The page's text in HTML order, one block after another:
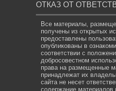
ОТКАЗ ОТ
Все материалы,
получены из открытых
предоставлены
опубликованы в
соответствии с
добросовестном
права на размещенные
принадлежат их
сайта не несет
содержание материалов